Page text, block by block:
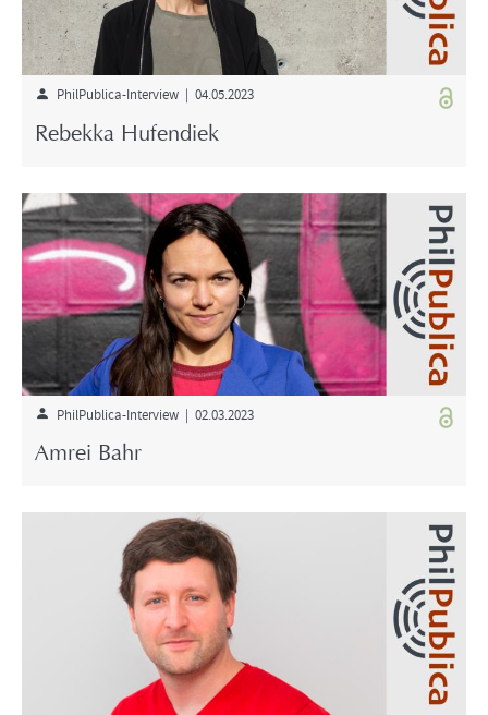
PhilPublica-Interview | 04.05.2023
Rebekka Hufendiek
PhilPublica-Interview | 02.03.2023
Amrei Bahr